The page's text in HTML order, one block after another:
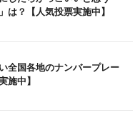
は？【人気投票実施中】
全国各地のナンバープレー
施中】